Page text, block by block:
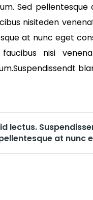
Sed
nisiteden
at nunc eget
nisi
lectus.
at nunc